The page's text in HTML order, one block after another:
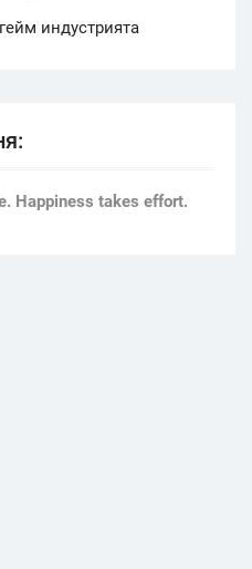
индустрията
Happiness takes effort.